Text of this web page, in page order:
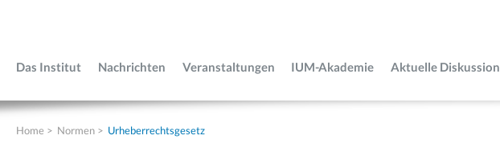
Das Institut Nachrichten Veranstaltungen IUM-Akademie Aktuelle
Home > Normen > Urheberrechtsgesetz